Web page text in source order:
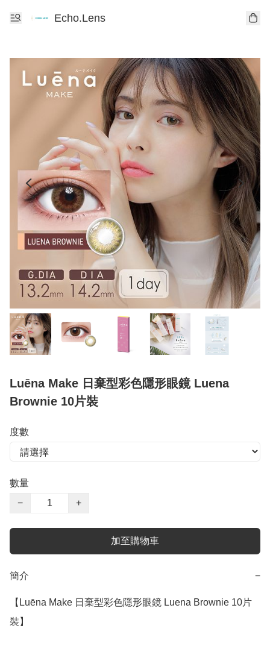
Echo.Lens
Luēna Make 日棄型彩色隱形眼鏡 Luena
Brownie 10片裝
度數
數量
−
+
加至購物車
簡介 −
【Luēna Make 日棄型彩色隱形眼鏡 Luena Brownie 10片
裝】